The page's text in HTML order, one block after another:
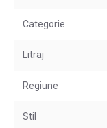
Categorie
Litraj
Regiune
Stil